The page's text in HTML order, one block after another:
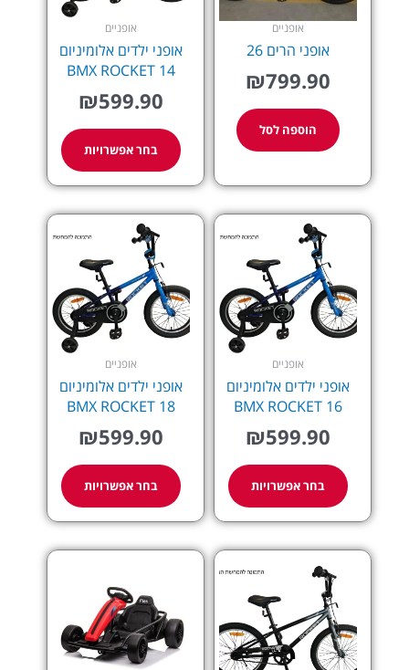
אופניים
אופני הרים 26
₪799.90
הוספה לסל
אופניים
אופני ילדים אלומיניום
BMX ROCKET 14
₪599.90
בחר אפשרויות
לבחור
האפשרויות
אופניים
אופני ילדים אלומיניום
BMX ROCKET 16
₪599.90
בחר אפשרויות
למוצר
זה
סוגים.
ניתן
לבחור
האפשרויות
אופניים
אופני ילדים אלומיניום
BMX ROCKET 18
₪599.90
בחר אפשרויות
למוצר
זה
סוגים.
ניתן
לבחור
האפשרויות
למוצר
זה
מספר
סוגים.
ניתן